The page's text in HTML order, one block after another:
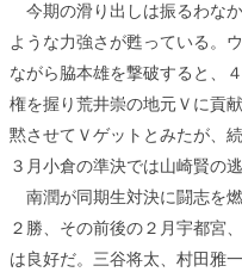
今期の滑り出しは振るわな
ような力強さが甦っている。
ながら脇本雄を撃破すると、
権を握り荒井崇の地元Ｖに貢
黙させてＶゲットとみたが、
３月小倉の準決では山崎賢の
南潤が同期生対決に闘志を
２勝、その前後の２月宇都宮
は良好だ。三谷将太、村田雅